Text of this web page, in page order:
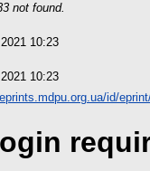
not found.
10:23
10:23
id/